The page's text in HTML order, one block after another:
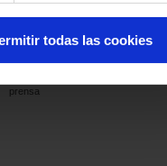
todas las cookies
Prensa
Comunicados
prensa
Únete a
nosotros